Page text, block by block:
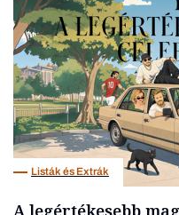
Listák és Extrák
A legértékesebb